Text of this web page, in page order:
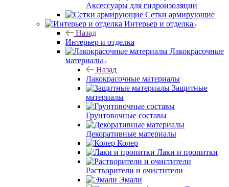
Аксессуары для гидроизоляции
Сетки армирующие
Интерьер и отделка
Назад
Интерьер и отделка
Лакокрасочные
материалы
Назад
Лакокрасочные материалы
Защитные
материалы
Грунтовочные составы
Декоративные материалы
Колер
Лаки и пропитки
Растворители и очистители
Эмали